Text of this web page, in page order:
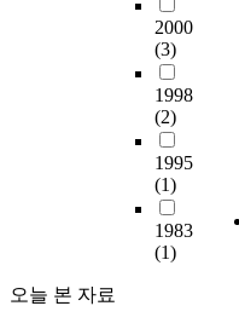
2000
(3)
1998
(2)
1995
(1)
1983
(1)
오늘 본 자료